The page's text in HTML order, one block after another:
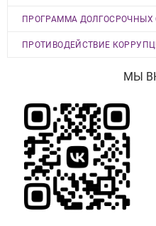
ПРОГРАММА ДОЛГОСРОЧНЫХ
ПРОТИВОДЕЙСТВИЕ
МЫ